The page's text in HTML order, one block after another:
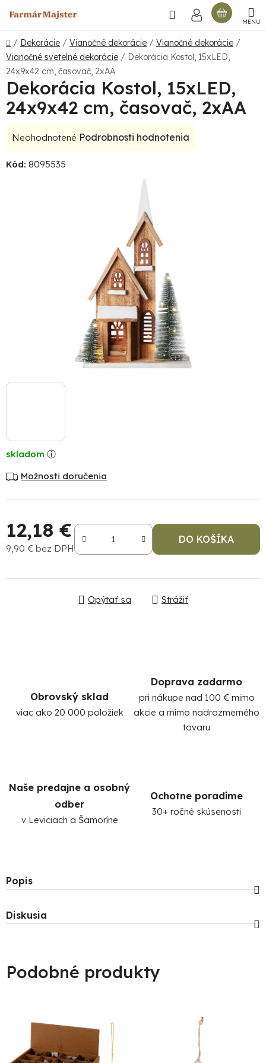
na
obsah
Hľadať
Domov
/ Dekorácie / Vianočné dekorácie / Vianočné dekorácie /
Vianočné svetelné dekorácie / Dekorácia Kostol, 15xLED,
24x9x42 cm, časovač, 2xAA
skladom
Možnosti doručenia
12,18 €
9,90 € bez DPH
DO KOŠÍKA
Opýtať sa Strážiť
Obrovský sklad
viac ako 20 000 položiek
Doprava zadarmo
pri nákupe nad 100 € mimo
akcie a mimo nadrozmerného
tovaru
Naše predajne a osobný
odber
v Leviciach a Šamoríne
Ochotne poradíme
30+ ročné skúsenosti
Dekorácia Kostol, 15xLED,
24x9x42 cm, časovač, 2xAA
Priemerné
produktu
Neohodnotené Podrobnosti hodnotenia
Kód: 8095535
Popis
Diskusia
Podobné produkty